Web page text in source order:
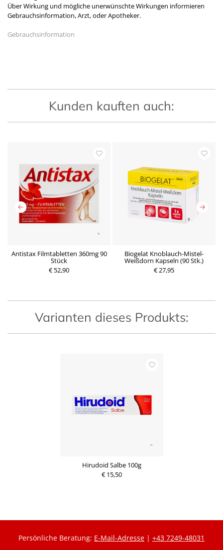
Über Wirkung und mögliche unerwünschte Wirkungen informieren
Gebrauchsinformation, Arzt, oder Apotheker.
Gebrauchsinformation
Kunden kauften auch:
Antistax Filmtabletten 360mg 90
Stück
€ 52,90
Biogelat Knoblauch-Mistel-
Weißdorn Kapseln (90 Stk.)
€ 27,95
P
Varianten dieses Produkts:
Hirudoid Salbe 100g
€ 15,50
Persönliche Beratung: E-Mail-Adresse | +43 7249-48031